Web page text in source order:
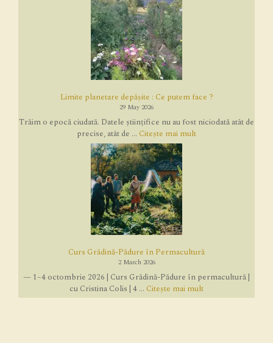
Limite planetare depășite : Ce putem face ?
29 May 2026
Trăim o epocă ciudată. Datele științifice nu au fost niciodată atât de
precise, atât de ... Citește mai mult
Curs Grădină-Pădure în Permacultură
2 March 2026
— 1–4 octombrie 2026 | Curs Grădină-Pădure în permacultură |
cu Cristina Colis | 4 ... Citește mai mult